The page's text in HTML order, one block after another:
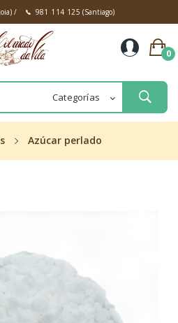
/ 981 114 125 (Santiago)
0
Azúcar perlado